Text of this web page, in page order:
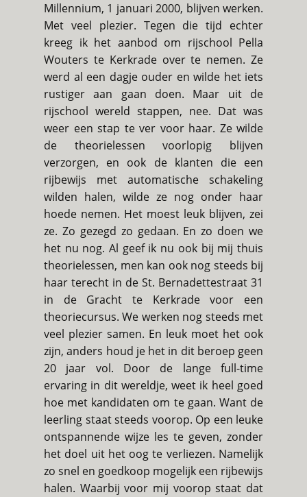
Millennium, 1 januari 2000, blijven werken.
Met veel plezier. Tegen die tijd echter
kreeg ik het aanbod om rijschool Pella
Wouters te Kerkrade over te nemen. Ze
werd al een dagje ouder en wilde het iets
rustiger aan gaan doen. Maar uit de
rijschool wereld stappen, nee. Dat was
weer een stap te ver voor haar. Ze wilde
de theorielessen voorlopig blijven
verzorgen, en ook de klanten die een
rijbewijs met automatische schakeling
wilden halen, wilde ze nog onder haar
hoede nemen. Het moest leuk blijven, zei
ze. Zo gezegd zo gedaan. En zo doen we
het nu nog. Al geef ik nu ook bij mij thuis
theorielessen, men kan ook nog steeds bij
haar terecht in de St. Bernadettestraat 31
in de Gracht te Kerkrade voor een
theoriecursus. We werken nog steeds met
veel plezier samen. En leuk moet het ook
zijn, anders houd je het in dit beroep geen
20 jaar vol. Door de lange full-time
ervaring in dit wereldje, weet ik heel goed
hoe met kandidaten om te gaan. Want de
leerling staat steeds voorop. Op een leuke
ontspannende wijze les te geven, zonder
het doel uit het oog te verliezen. Namelijk
zo snel en goedkoop mogelijk een rijbewijs
halen. Waarbij voor mij voorop staat dat